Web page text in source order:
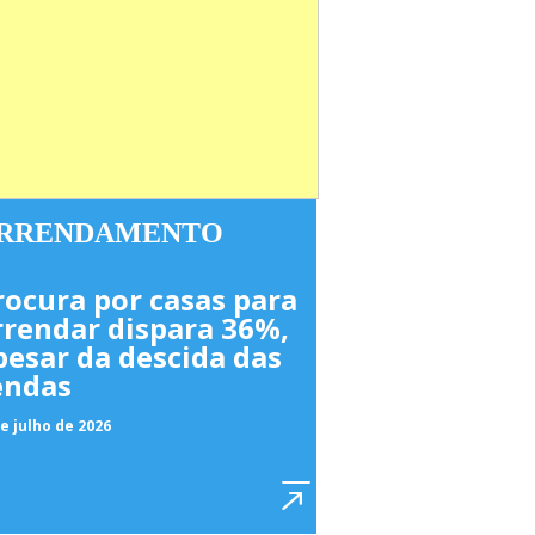
por casas para
dispara 36%,
da descida das
julho de 2026